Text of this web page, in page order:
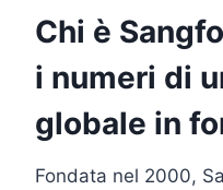
Chi è
i numeri di
globale in
Fondata nel 2000,